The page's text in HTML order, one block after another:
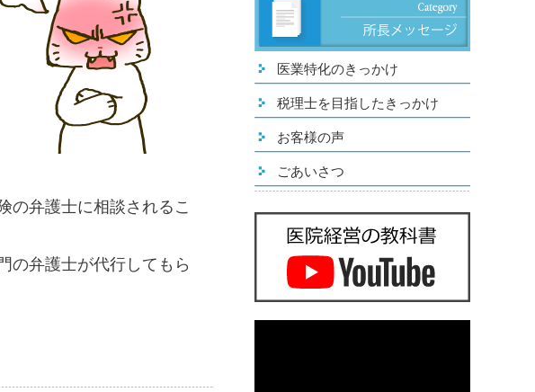
の弁護士に相談されるこ
の弁護士が代行してもら
医業特化のきっかけ
税理士を目指したきっかけ
お客様の声
ごあいさつ